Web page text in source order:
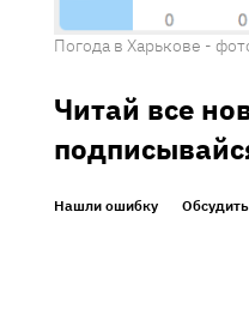
Погода в Харькове -
Читай все
Нашли ошибку